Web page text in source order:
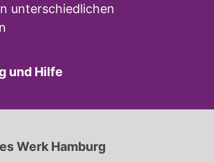
unterschiedlichen
und Hilfe
Werk Hamburg